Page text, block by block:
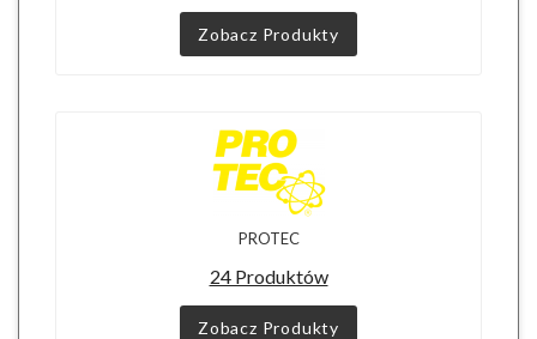
Zobacz Produkty
PROTEC
24 Produktów
Zobacz Produkty